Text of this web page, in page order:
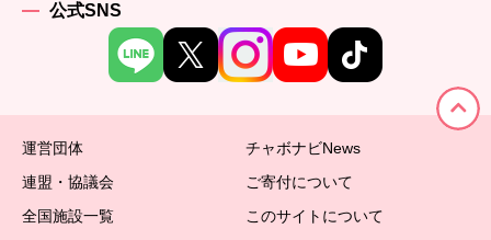
公式SNS
運営団体
チャボナビNews
連盟・協議会
ご寄付について
全国施設一覧
このサイトについて